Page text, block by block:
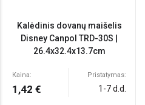
Kalėdinis dovanų maišelis
Disney Canpol TRD-30S |
26.4x32.4x13.7cm
Kaina:
1,42 €
Pristatymas:
1-7 d.d.